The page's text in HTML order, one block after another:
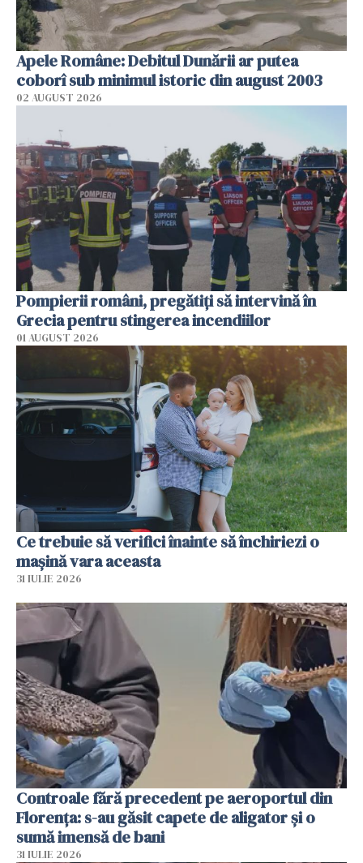
Apele Române: Debitul Dunării ar putea
coborî sub minimul istoric din august 2003
02 AUGUST 2026
Pompierii români, pregătiţi să intervină în
Grecia pentru stingerea incendiilor
01 AUGUST 2026
Ce trebuie să verifici înainte să închiriezi o
mașină vara aceasta
31 IULIE 2026
Controale fără precedent pe aeroportul din
Florența: s-au găsit capete de aligator și o
sumă imensă de bani
31 IULIE 2026